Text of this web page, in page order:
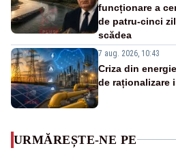
funcționare a
de patru-cinci
scădea
7 aug. 2026, 10:43
Criza din
de raționalizare
URMĂREȘTE-NE PE